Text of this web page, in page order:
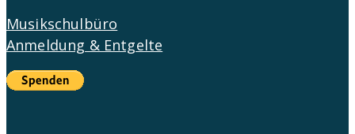
Musikschulbüro
Anmeldung & Entgelte